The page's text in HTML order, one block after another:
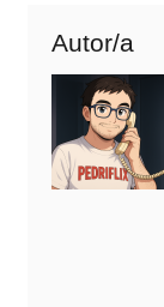
Autor/a